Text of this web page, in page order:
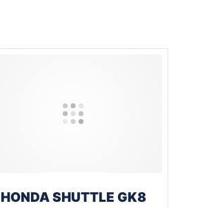
HONDA SHUTTLE GK8